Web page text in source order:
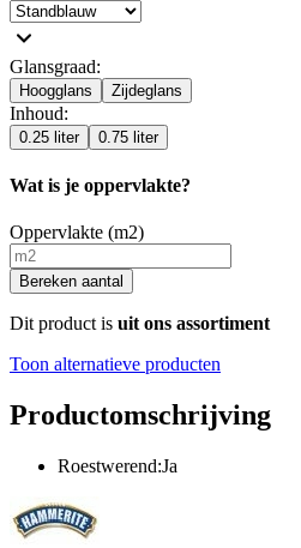
Glansgraad:
Hoogglans Zijdeglans
Inhoud:
0.25 liter 0.75 liter
Wat is je oppervlakte?
Oppervlakte (m2)
Bereken aantal
Dit product is uit ons assortiment
Toon alternatieve producten
Productomschrijving
Roestwerend:Ja